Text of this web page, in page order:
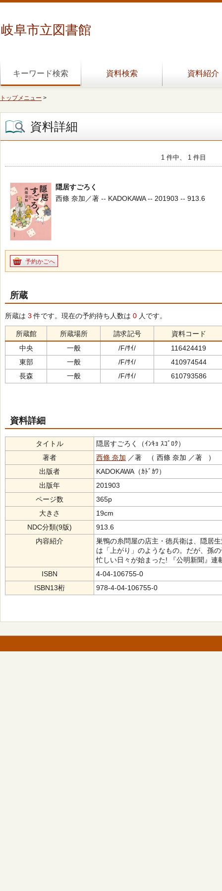
岐阜市立図書館
キーワード検索 資料検索 資料紹介
トップメニュー >
資料詳細
1 件中、 1 件目
隠居すごろく
西條 奈加／著 -- KADOKAWA -- 201903 -- 913.6
予約かごへ
所蔵
所蔵は 3 件です。現在の予約待ち人数は 0 人です。
所蔵館 所蔵場所 請求記号
資料コード
中央
一般 /F/ｻｲ/
116424419
東部
一般 /F/ｻｲ/
410974544
長森
一般 /F/ｻｲ/ 610793586
資料詳細
タイトル
隠居すごろく（ｲﾝｷｮ ｽｺﾞﾛｸ）
著者
西條 奈加 ／著 （ 西條 奈加 ／著 ）
出版者
KADOKAWA（ｶﾄﾞｶﾜ）
出版年
201903
ページ数
365p
大きさ
19cm
NDC分類(9版)
913.6
内容紹介
巣鴨の糸問屋の店主・徳兵衛は、隠居
は「上がり」のようなもの。だが、孫
忙しい日々が始まった! 『公明新聞』連
ISBN
4-04-106755-0
ISBN13桁
978-4-04-106755-0